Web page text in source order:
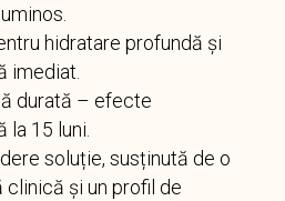
hidratare profundă și
imediat.
durată – efecte
la 15 luni.
soluție, susținută de o
și un profil de